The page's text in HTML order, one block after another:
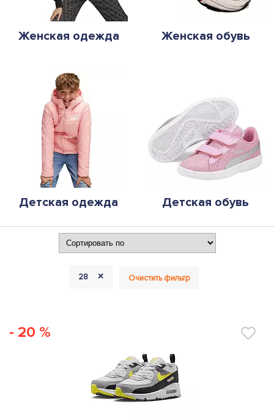
Женская одежда Женская обувь
Детская одежда Детская обувь
28 + Очистить фильтр
- 20 %